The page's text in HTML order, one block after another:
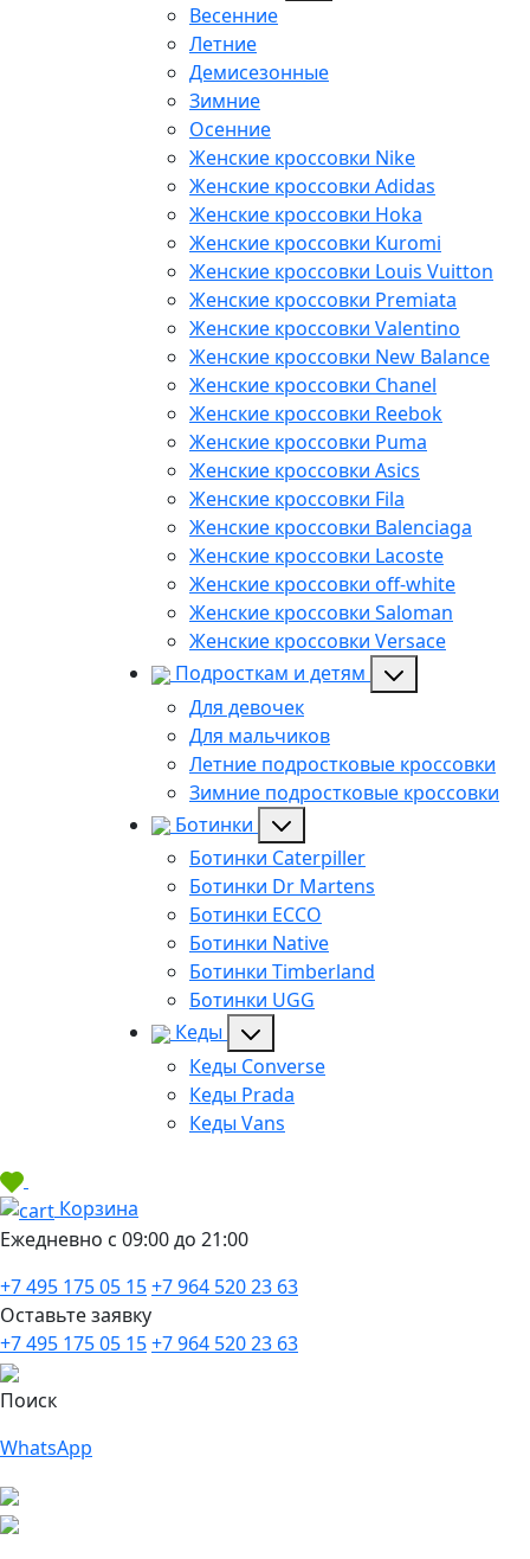
Весенние
Летние
Демисезонные
Зимние
Осенние
Женские кроссовки Nike
Женские кроссовки Adidas
Женские кроссовки Hoka
Женские кроссовки Kuromi
Женские кроссовки Louis Vuitton
Женские кроссовки Premiata
Женские кроссовки Valentino
Женские кроссовки New Balance
Женские кроссовки Chanel
Женские кроссовки Reebok
Женские кроссовки Puma
Женские кроссовки Asics
Женские кроссовки Fila
Женские кроссовки Balenciaga
Женские кроссовки Lacoste
Женские кроссовки off-white
Женские кроссовки Saloman
Женские кроссовки Versace
Подросткам и детям
Для девочек
Для мальчиков
Летние подростковые кроссовки
Зимние подростковые кроссовки
Ботинки
Ботинки Caterpiller
Ботинки Dr Martens
Ботинки ECCO
Ботинки Native
Ботинки Timberland
Ботинки UGG
Кеды
Кеды Converse
Кеды Prada
Кеды Vans
Корзина
Ежедневно с 09:00 до 21:00
+7 495 175 05 15+7 964 520 23 63
Оставьте заявку
+7 495 175 05 15+7 964 520 23 63
Поиск
WhatsApp